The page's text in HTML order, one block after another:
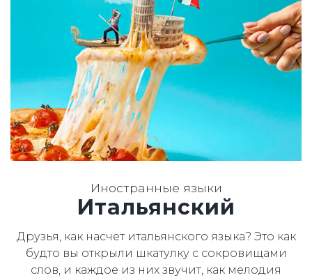
Иностранные языки
Итальянский
Друзья, как насчет итальянского языка? Это как
будто вы открыли шкатулку с сокровищами
слов, и каждое из них звучит, как мелодия